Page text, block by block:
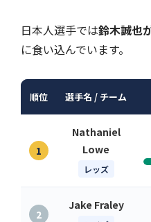
日本人選手では鈴木誠也
に食い込んでいます。
順位 選手名 / チーム
1
Nathaniel
Lowe
レッズ
2
Jake Fraley